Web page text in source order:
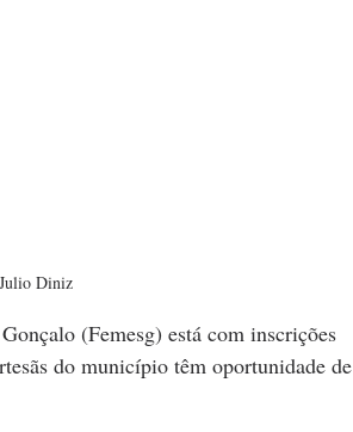
Diniz
(Femesg) está com inscrições
do município têm oportunidade de